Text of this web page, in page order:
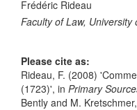
Frédéric Rideau
Faculty of Law, University
Please cite as:
Rideau, F. (2008)
(1723)', in Primary
Bently and M. Kretschmer,